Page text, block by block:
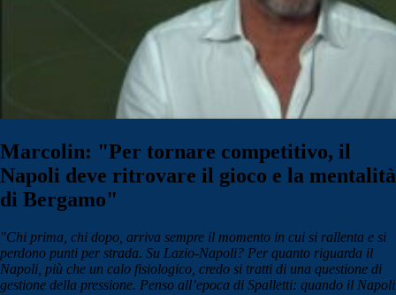
Marcolin: "Per tornare competitivo, il
Napoli deve ritrovare il gioco e la mentalità
di Bergamo"
"Chi prima, chi dopo, arriva sempre il momento in cui si rallenta e si
perdono punti per strada. Su Lazio-Napoli? Per quanto riguarda il
Napoli, più che un calo fisiologico, credo si tratti di una questione di
gestione della pressione. Penso all’epoca di Spalletti: quando il Napoli